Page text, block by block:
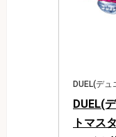
DUEL(デュ
DUEL(
トマス